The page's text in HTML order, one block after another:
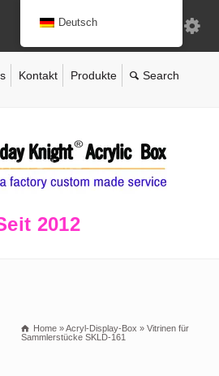
Kontakt Produkte
2012
Home »Acryl-Display-Box » Vitrinen für
Sammlerstücke SKLD-161
Deutsch